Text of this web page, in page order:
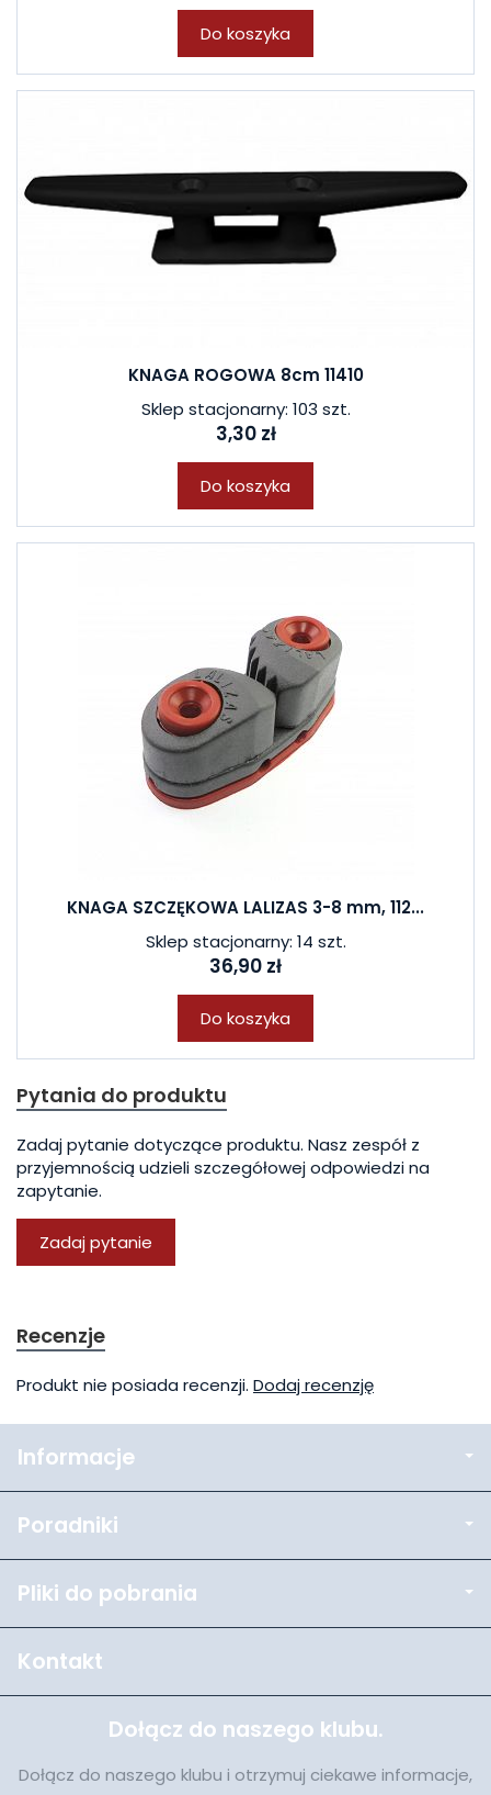
Do koszyka
KNAGA ROGOWA 8cm 11410
Sklep stacjonarny: 103 szt.
3,30 zł
Do koszyka
KNAGA SZCZĘKOWA LALIZAS 3-8 mm, 112...
Sklep stacjonarny: 14 szt.
36,90 zł
Do koszyka
Pytania do produktu
Zadaj pytanie dotyczące produktu. Nasz zespół z
przyjemnością udzieli szczegółowej odpowiedzi na
zapytanie.
Zadaj pytanie
Recenzje
Produkt nie posiada recenzji. Dodaj recenzję
Informacje
Poradniki
Pliki do pobrania
Kontakt
Dołącz do naszego klubu.
Dołącz do naszego klubu i otrzymuj ciekawe informacje,